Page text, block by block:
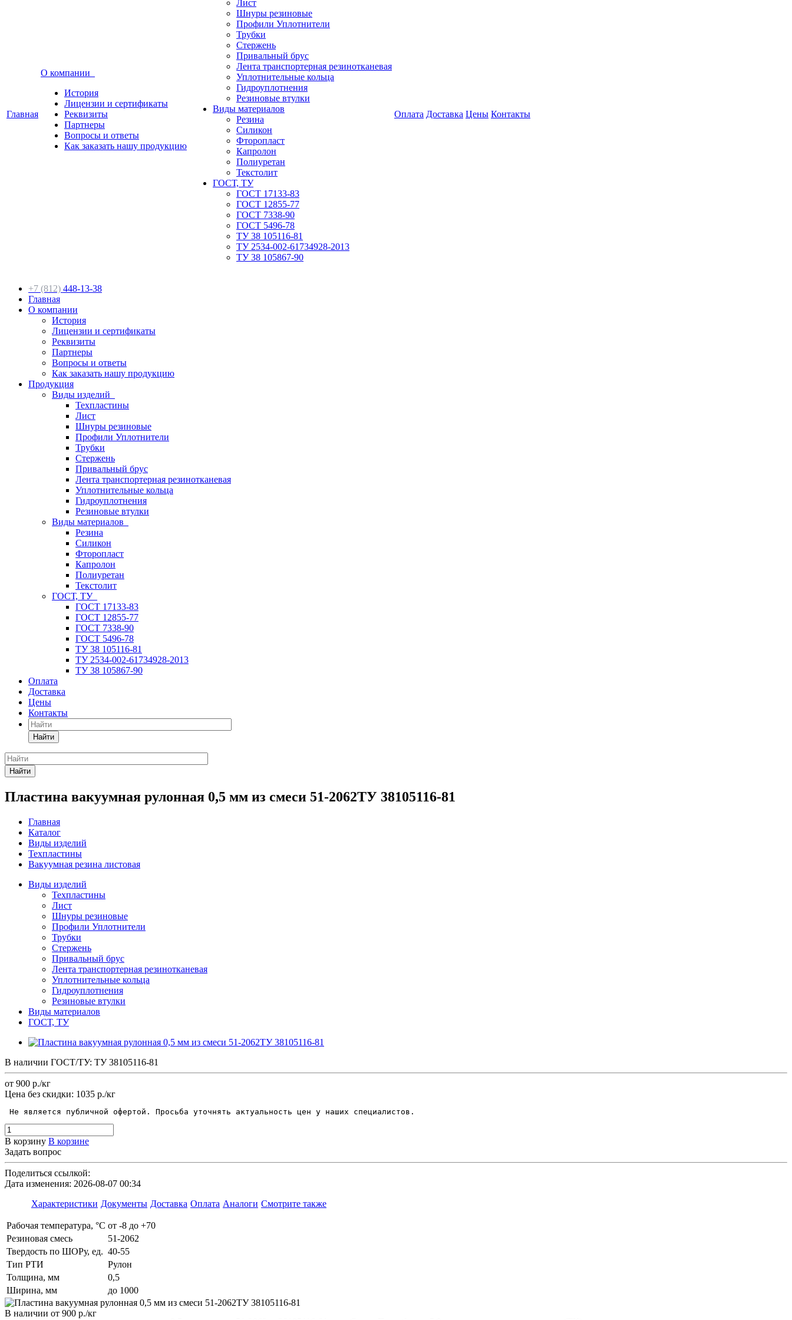
Главная
О компании
История
Лицензии и сертификаты
Реквизиты
Партнеры
Вопросы и ответы
Как заказать нашу продукцию
Лист
Шнуры резиновые
Профили Уплотнители
Трубки
Стержень
Привальный брус
Лента транспортерная резинотканевая
Уплотнительные кольца
Гидроуплотнения
Резиновые втулки
Виды материалов
Резина
Силикон
Фторопласт
Капролон
Полиуретан
Текстолит
ГОСТ, ТУ
ГОСТ 17133-83
ГОСТ 12855-77
ГОСТ 7338-90
ГОСТ 5496-78
ТУ 38 105116-81
ТУ 2534-002-61734928-2013
ТУ 38 105867-90
Оплата Доставка Цены Контакты
+7 (812) 448-13-38
Главная
О компании
История
Лицензии и сертификаты
Реквизиты
Партнеры
Вопросы и ответы
Как заказать нашу продукцию
Продукция
Виды изделий
Техпластины
Лист
Шнуры резиновые
Профили Уплотнители
Трубки
Стержень
Привальный брус
Лента транспортерная резинотканевая
Уплотнительные кольца
Гидроуплотнения
Резиновые втулки
Виды материалов
Резина
Силикон
Фторопласт
Капролон
Полиуретан
Текстолит
ГОСТ, ТУ
ГОСТ 17133-83
ГОСТ 12855-77
ГОСТ 7338-90
ГОСТ 5496-78
ТУ 38 105116-81
ТУ 2534-002-61734928-2013
ТУ 38 105867-90
Оплата
Доставка
Цены
Контакты
Найти
Найти
Пластина вакуумная рулонная 0,5 мм из смеси 51-2062ТУ 38105116-81
Главная
Каталог
Виды изделий
Техпластины
Вакуумная резина листовая
Виды изделий
Техпластины
Лист
Шнуры резиновые
Профили Уплотнители
Трубки
Стержень
Привальный брус
Лента транспортерная резинотканевая
Уплотнительные кольца
Гидроуплотнения
Резиновые втулки
Виды материалов
ГОСТ, ТУ
В наличии ГОСТ/ТУ: ТУ 38105116-81
от 900 р./кг
Цена без скидки: 1035 р./кг
Не является публичной офертой. Просьба уточнять актуальность цен у наших специалистов.
В корзину В корзине
Задать вопрос
Поделиться ссылкой:
Дата изменения: 2026-08-07 00:34
Характеристики Документы Доставка Оплата Аналоги Смотрите также
Рабочая температура, °C от -8 до +70
Резиновая смесь
51-2062
Твердость по ШОРу, ед. 40-55
Тип РТИ
Рулон
Толщина, мм
0,5
Ширина, мм
до 1000
В наличии от 900 р./кг